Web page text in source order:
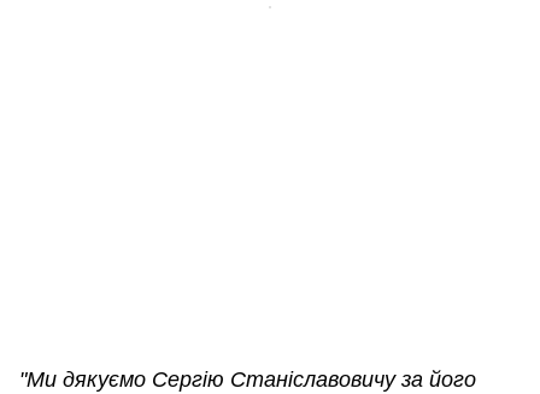
"Ми дякуємо Сергію Станіславовичу за його